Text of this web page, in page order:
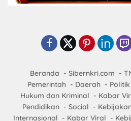
Beranda Sibernkri.com
Pemerintah
Daerah Politik
Hukum dan Kriminal
Kabar
Pendidikan
Social
Internasional
Kabar Viral